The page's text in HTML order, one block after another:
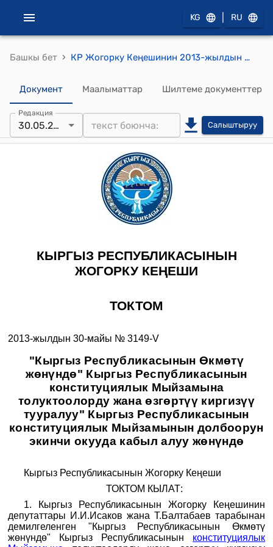
KG RU
Башкы бет › КР Жогорку Кеңешинин 2013-жылдын 30-майындагы № 3149-V "Кыргыз Республикасынын Өкмөтү жөнүндө" Кыргыз Республикасынын конституциялык Мыйзамына толуктоолорду жана өзгөртүү киргизүү тууралуу" Кыргыз Республикасынын конституциялык Мыйзамынын долбоорун экинчи окууда кабыл алуу жөнүндө" токтому
Документ Маалыматтар Шилтеме документтер
Редакция
30.05.2013 Салыштыруу